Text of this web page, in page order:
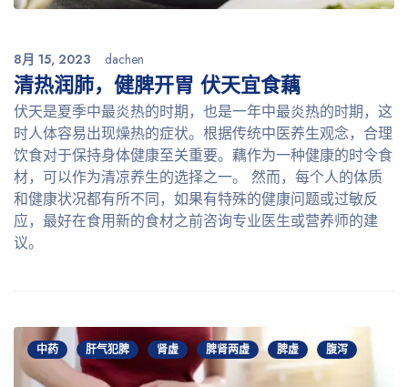
8月 15, 2023 dachen
清热润肺，健脾开胃 伏天宜食藕
伏天是夏季中最炎热的时期，也是一年中最炎热的时期，这
时人体容易出现燥热的症状。根据传统中医养生观念，合理
饮食对于保持身体健康至关重要。藕作为一种健康的时令食
材，可以作为清凉养生的选择之一。 然而，每个人的体质
和健康状况都有所不同，如果有特殊的健康问题或过敏反
应，最好在食用新的食材之前咨询专业医生或营养师的建
议。
中药 肝气犯脾 肾虚 脾肾两虚 脾虚 腹泻